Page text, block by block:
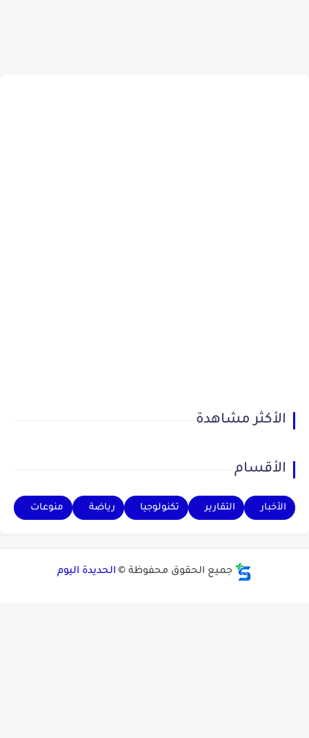
الأكثر مشاهدة
الأقسام
الأخبار التقارير تكنولوجيا رياضة منوعات
جميع الحقوق محفوظة © الحديدة اليوم